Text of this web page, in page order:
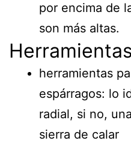
por encima de
son más altas.
herramientas
espárragos: lo
radial, si no,
sierra de calar